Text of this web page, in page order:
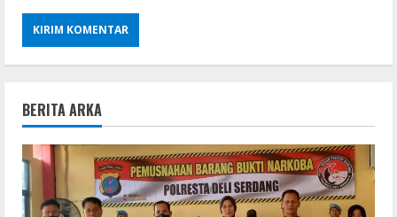
BERITA ARKA